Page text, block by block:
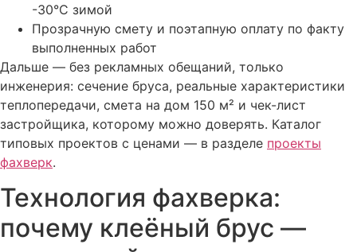
-30°С зимой
Прозрачную смету и поэтапную оплату по факту
выполненных работ
Дальше — без рекламных обещаний, только
инженерия: сечение бруса, реальные характеристики
теплопередачи, смета на дом 150 м² и чек-лист
застройщика, которому можно доверять. Каталог
типовых проектов с ценами — в разделе проекты
фахверк.
Технология фахверка:
почему клеёный брус —